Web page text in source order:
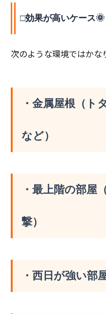
□効果が高いケース🌞
次のような環境ではかな
・金属屋根（ト
など）
・最上階の部屋
撃）
・西日が強い部